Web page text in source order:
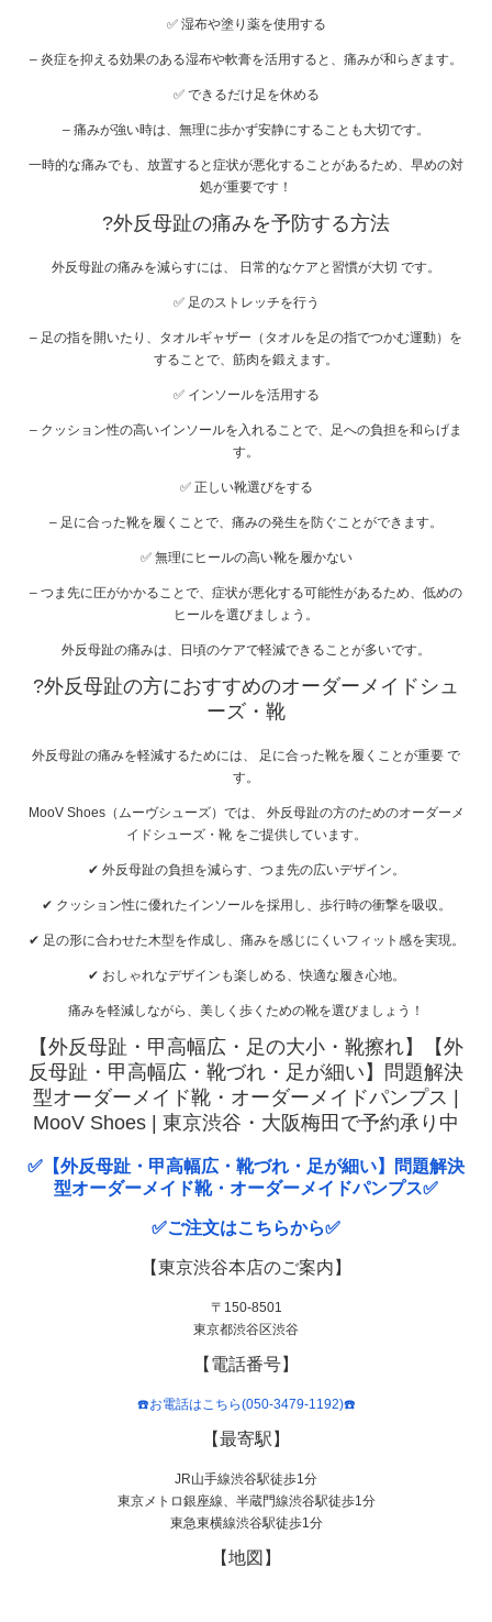
✅ 湿布や塗り薬を使用する
– 炎症を抑える効果のある湿布や軟膏を活用すると、痛みが和らぎます。
✅ できるだけ足を休める
– 痛みが強い時は、無理に歩かず安静にすることも大切です。
一時的な痛みでも、放置すると症状が悪化することがあるため、早めの対
処が重要です！
?外反母趾の痛みを予防する方法
外反母趾の痛みを減らすには、 日常的なケアと習慣が大切 です。
✅ 足のストレッチを行う
– 足の指を開いたり、タオルギャザー（タオルを足の指でつかむ運動）を
することで、筋肉を鍛えます。
✅ インソールを活用する
– クッション性の高いインソールを入れることで、足への負担を和らげま
す。
✅ 正しい靴選びをする
– 足に合った靴を履くことで、痛みの発生を防ぐことができます。
✅ 無理にヒールの高い靴を履かない
– つま先に圧がかかることで、症状が悪化する可能性があるため、低めの
ヒールを選びましょう。
外反母趾の痛みは、日頃のケアで軽減できることが多いです。
?外反母趾の方におすすめのオーダーメイドシュ
ーズ・靴
外反母趾の痛みを軽減するためには、 足に合った靴を履くことが重要 で
す。
MooV Shoes（ムーヴシューズ）では、 外反母趾の方のためのオーダーメ
イドシューズ・靴 をご提供しています。
✔ 外反母趾の負担を減らす、つま先の広いデザイン。
✔ クッション性に優れたインソールを採用し、歩行時の衝撃を吸収。
✔ 足の形に合わせた木型を作成し、痛みを感じにくいフィット感を実現。
✔ おしゃれなデザインも楽しめる、快適な履き心地。
痛みを軽減しながら、美しく歩くための靴を選びましょう！
【外反母趾・甲高幅広・足の大小・靴擦れ】【外
反母趾・甲高幅広・靴づれ・足が細い】問題解決
型オーダーメイド靴・オーダーメイドパンプス |
MooV Shoes | 東京渋谷・大阪梅田で予約承り中
✅【外反母趾・甲高幅広・靴づれ・足が細い】問題解決
型オーダーメイド靴・オーダーメイドパンプス✅
✅ご注文はこちらから✅
【東京渋谷本店のご案内】
〒150-8501
東京都渋谷区渋谷
【電話番号】
☎️お電話はこちら(050-3479-1192)☎️
【最寄駅】
JR山手線渋谷駅徒歩1分
東京メトロ銀座線、半蔵門線渋谷駅徒歩1分
東急東横線渋谷駅徒歩1分
【地図】